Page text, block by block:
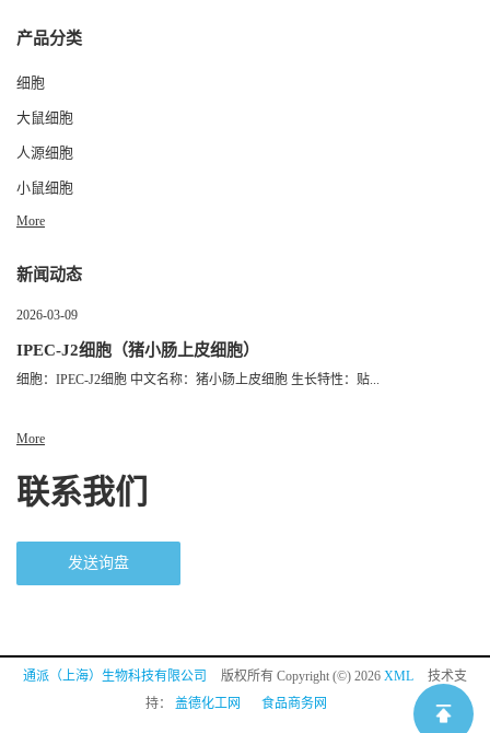
产品分类
细胞
大鼠细胞
人源细胞
小鼠细胞
More
新闻动态
2026-03-09
IPEC-J2细胞（猪小肠上皮细胞）
细胞：IPEC-J2细胞 中文名称：猪小肠上皮细胞 生长特性：贴...
More
联系我们
发送询盘
通派（上海）生物科技有限公司 版权所有 Copyright (©) 2026 XML
技术支
持： 盖德化工网 食品商务网